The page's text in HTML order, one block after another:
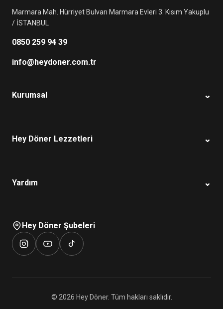
Marmara Mah. Hürriyet Bulvarı Marmara Evleri 3. Kısım Yakuplu
/ İSTANBUL
0850 259 94 39
info@heydoner.com.tr
Kurumsal ⌄
Hey Döner Lezzetleri ⌄
Yardım ⌄
Hey Döner Şubeleri
© 2026 Hey Döner. Tüm hakları saklıdır.